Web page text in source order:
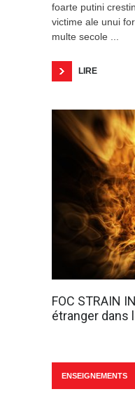
foarte putini
victime ale unui
multe secole ...
LIRE
FOC STRAIN
étranger dans
ENSEIGNEMENTS